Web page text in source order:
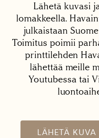
Lähetä kuvasi
lomakkeella.
julkaistaan
Toimitus poimii
printtilehden
lähettää meille
Youtubessa tai
LÄHETÄ